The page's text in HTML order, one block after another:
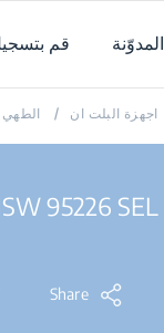
المدوّنة قم
اجهزة البلت ان / الطهي
Share